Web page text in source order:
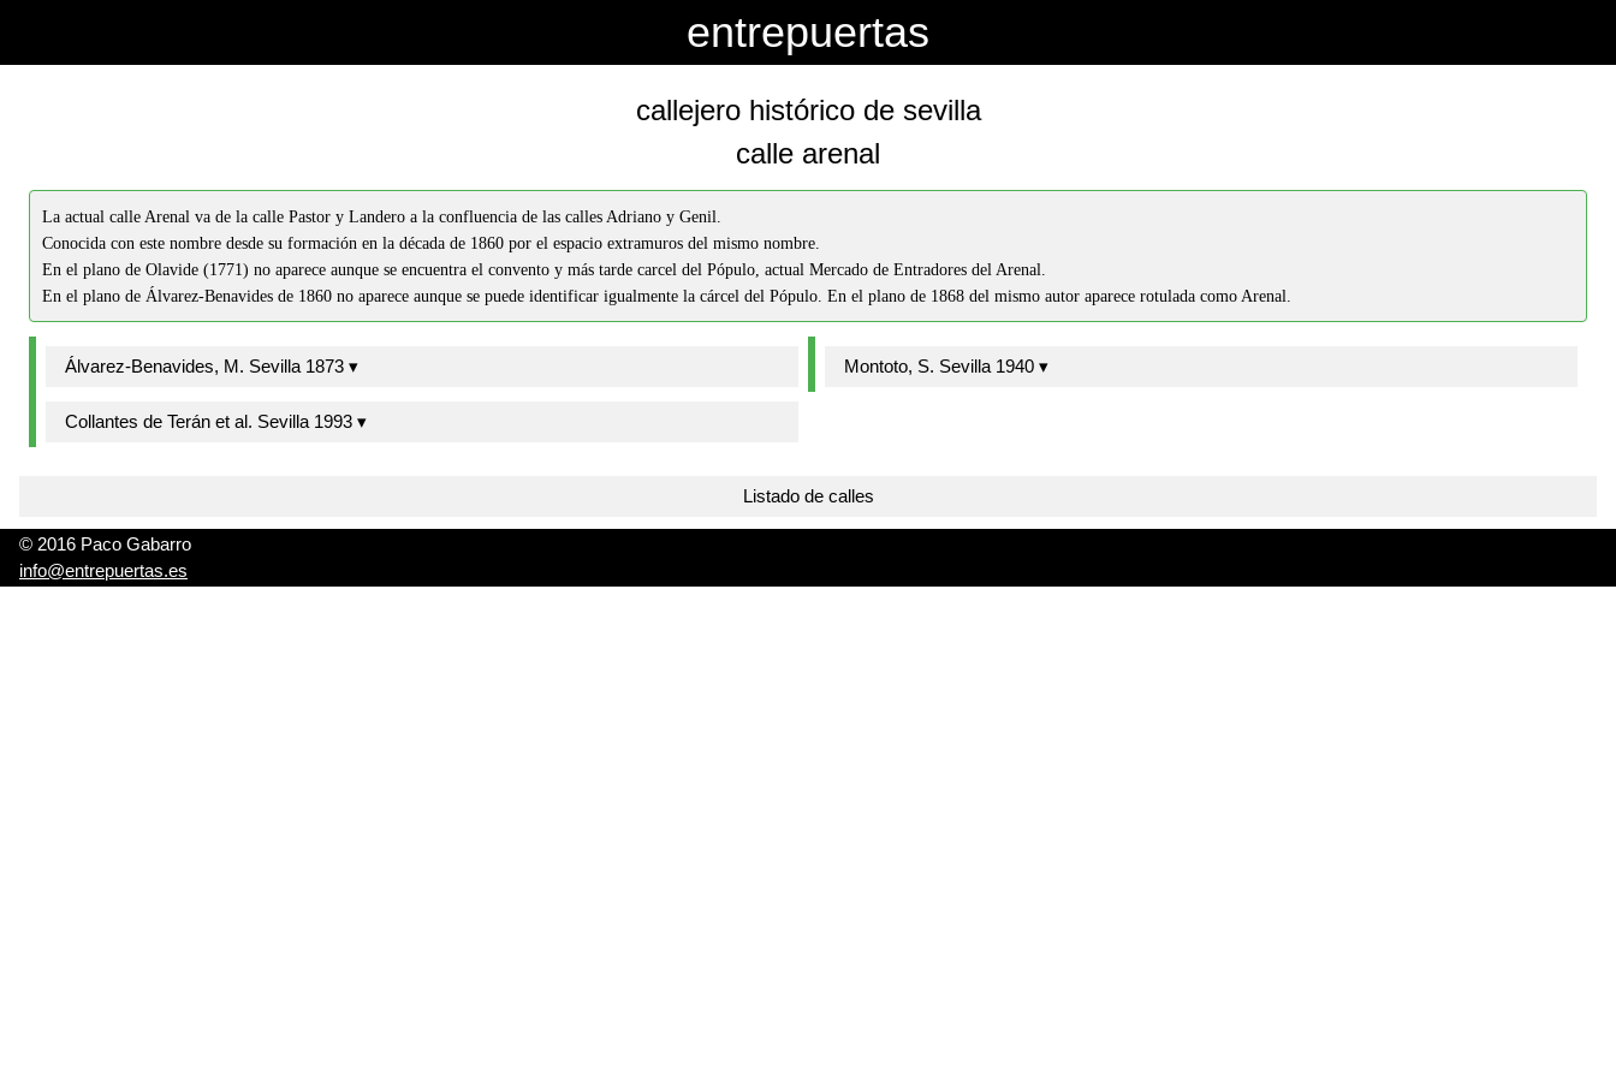
entrepuertas
callejero histórico de sevilla
calle arenal
La actual calle Arenal va de la calle Pastor y Landero a la confluencia de las calles Adriano y Genil.
Conocida con este nombre desde su formación en la década de 1860 por el espacio extramuros del mismo nombre.
En el plano de Olavide (1771) no aparece aunque se encuentra el convento y más tarde carcel del Pópulo, actual Mercado de Entradores del Arenal.
En el plano de Álvarez-Benavides de 1860 no aparece aunque se puede identificar igualmente la cárcel del Pópulo. En el plano de 1868 del mismo autor aparece rotulada como Arenal.
Álvarez-Benavides, M. Sevilla 1873 ▾ Montoto, S. Sevilla 1940 ▾
Collantes de Terán et al. Sevilla 1993 ▾
Listado de calles
© 2016 Paco Gabarro
info@entrepuertas.es